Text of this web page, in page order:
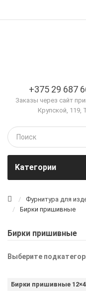
+375 29 687
Заказы через сайт
Крупской,
Kатегории
Фурнитура для
Бирки пришивные
Бирки пришивные
Выберите
Бирки пришивные